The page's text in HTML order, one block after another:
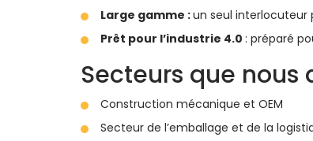
Large gamme :un seul interlocuteur
Prêt pour l’industrie 4.0 : préparé
Secteurs que nous
Construction mécanique et OEM
Secteur de l’emballage et de la